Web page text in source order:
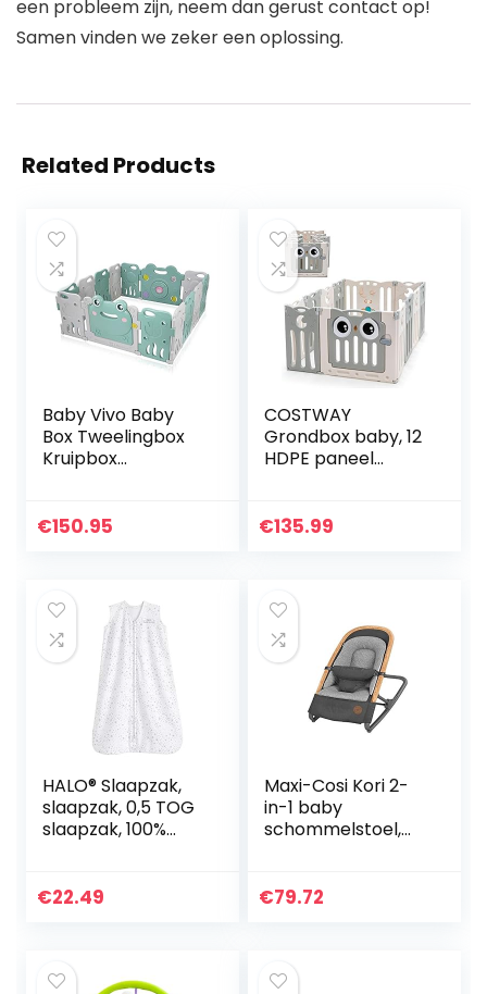
een probleem zijn, neem dan gerust contact op!
Samen vinden we zeker een oplossing.
Related Products
Baby Vivo Baby
Box Tweelingbox
Kruipbox
Veiligheidshek
€150.95
COSTWAY
Grondbox baby, 12
HDPE paneel
speelruimte met
€135.99
HALO® Slaapzak,
slaapzak, 0,5 TOG
slaapzak, 100%
pasgeborenen en
€22.49
Maxi-Cosi Kori 2-
in-1 baby
schommelstoel,
comfortabele
€79.72